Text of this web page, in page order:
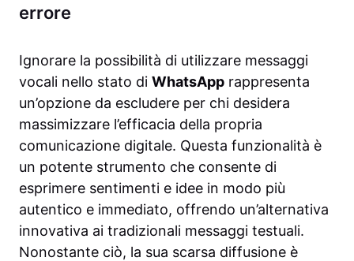
errore
Ignorare la possibilità di utilizzare messaggi
vocali nello stato di WhatsApp rappresenta
un’opzione da escludere per chi desidera
massimizzare l’efficacia della propria
comunicazione digitale. Questa funzionalità è
un potente strumento che consente di
esprimere sentimenti e idee in modo più
autentico e immediato, offrendo un’alternativa
innovativa ai tradizionali messaggi testuali.
Nonostante ciò, la sua scarsa diffusione è